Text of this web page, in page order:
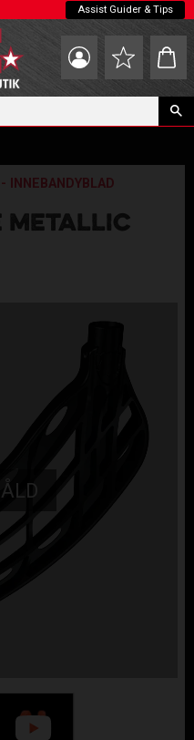
Assist Guider & Tips
Favoriter
INNEBANDYBLAD
METALLIC